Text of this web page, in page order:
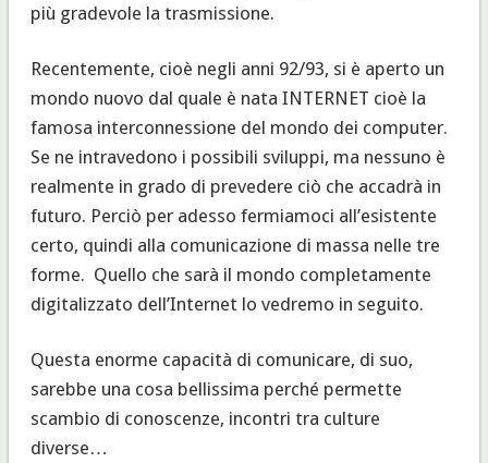
più gradevole la trasmissione.
Recentemente, cioè negli anni 92/93, si è aperto un
mondo nuovo dal quale è nata INTERNET cioè la
famosa interconnessione del mondo dei computer.
Se ne intravedono i possibili sviluppi, ma nessuno è
realmente in grado di prevedere ciò che accadrà in
futuro. Perciò per adesso fermiamoci all’esistente
certo, quindi alla comunicazione di massa nelle tre
forme. Quello che sarà il mondo completamente
digitalizzato dell’Internet lo vedremo in seguito.
Questa enorme capacità di comunicare, di suo,
sarebbe una cosa bellissima perché permette
scambio di conoscenze, incontri tra culture
diverse…